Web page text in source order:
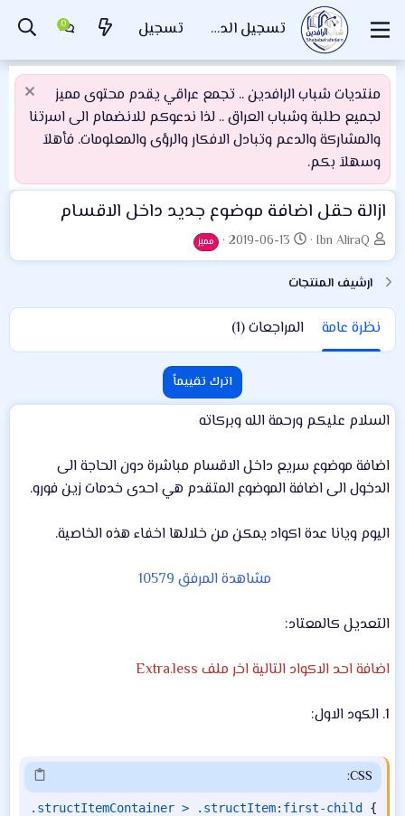
تسجيل الدخول تسجيل
منتديات شباب الرافدين .. تجمع عراقي يقدم محتوى مميز
لجميع طلبة وشباب العراق .. لذا ندعوكم للانضمام الى اسرتنا
والمشاركة والدعم وتبادل الافكار والرؤى والمعلومات. فأهلاَ
وسهلاَ بكم.
ازالة حقل اضافة موضوع جديد داخل الاقسام
ا
ل
ك
ت
ب
Ibn AliraQ
ت
ا
ر
خ
ل
ن
ش
ء
2019-06-13 مميز
ارشيف المنتجات
نظرة عامة المراجعات (1)
اترك تقييماً
السلام عليكم ورحمة الله وبركاته
اضافة موضوع سريع داخل الاقسام مباشرة دون الحاجة الى
الدخول الى اضافة الموضوع المتقدم هي احدى خدمات زين فورو.
اليوم ويانا عدة اكواد يمكن من خلالها اخفاء هذه الخاصية.
مشاهدة المرفق 10579
التعديل كالمعتاد:
اضافة احد الاكواد التالية اخر ملف Extra.less
1. الكود الاول:
CSS:
.structItemContainer > .structItem:first-child {